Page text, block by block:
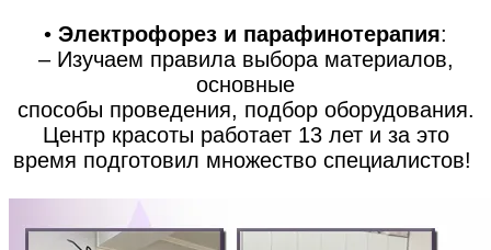
• Электрофорез и парафинотерапия:
– Изучаем правила выбора материалов,
основные
способы проведения, подбор оборудования.
Центр красоты работает 13 лет и за это
время подготовил множество специалистов!